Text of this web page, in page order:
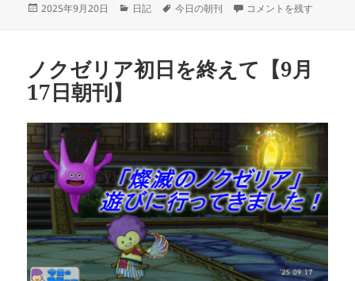
投
2025年9月20日
カ
ー
日記
タ
今日の朝刊 ドルボレース開催！来
コメントを残す
ノクゼリア初日を終えて【9月
17日朝刊】